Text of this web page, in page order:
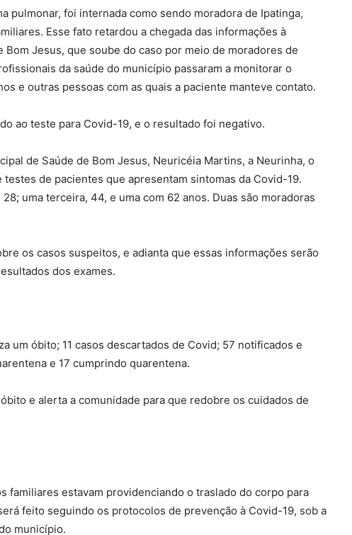
pulmonar, foi internada como sendo moradora de Ipatinga,
Esse fato retardou a chegada das informações à
Bom Jesus, que soube do caso por meio de moradores de
da saúde do município passaram a monitorar o
e outras pessoas com as quais a paciente manteve contato.
ao teste para Covid-19, e o resultado foi negativo.
de Saúde de Bom Jesus, Neuricéia Martins, a Neurinha, o
de pacientes que apresentam sintomas da Covid-19.
uma terceira, 44, e uma com 62 anos. Duas são moradoras
os casos suspeitos, e adianta que essas informações serão
dos exames.
um óbito; 11 casos descartados de Covid; 57 notificados e
e 17 cumprindo quarentena.
e alerta a comunidade para que redobre os cuidados de
familiares estavam providenciando o traslado do corpo para
feito seguindo os protocolos de prevenção à Covid-19, sob a
município.